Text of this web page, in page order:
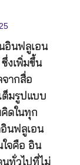
อินฟลูเอน
งเพิ่มขึ้น
ากสื่อ
ต็มรูปแบบ
ดในทุก
อินฟลูเอน
ใจคือ อิน
นทั่วไปที่ไม่